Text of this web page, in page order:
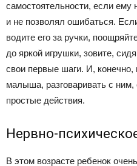
самостоятельности, если ему
и не позволял ошибаться.
водите его за ручки,
до яркой игрушки, зовите,
свои первые шаги. И, конечно,
малыша, разговаривать с
простые действия.
Нервно-
В этом возрасте ребенок